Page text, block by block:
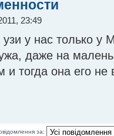
23:49
у нас только у
даже на
и тогда она его
за: